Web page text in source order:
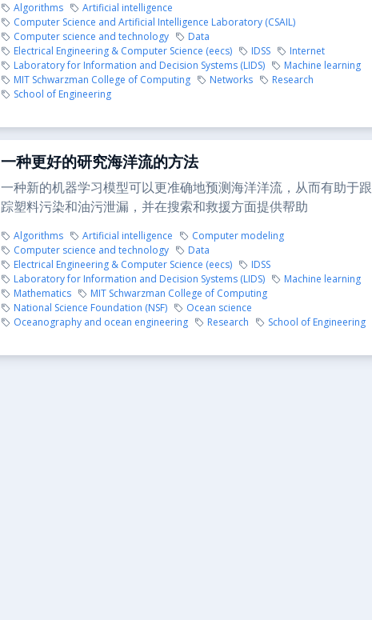
Algorithms
Artificial intelligence
Computer Science and Artificial Intelligence Laboratory (CSAIL)
Computer science and technology
Data
Electrical Engineering & Computer Science (eecs)
IDSS
Internet
Laboratory for Information and Decision Systems (LIDS)
Machine learning
MIT Schwarzman College of Computing
Networks
Research
School of Engineering
一种更好的研究海洋流的方法
一种新的机器学习模型可以更准确地预测海洋洋流，从而有助于跟
踪塑料污染和油污泄漏，并在搜索和救援方面提供帮助
Algorithms Artificial intelligence
Computer modeling
Computer science and technology
Data
Electrical Engineering & Computer Science (eecs)
IDSS
Laboratory for Information and Decision Systems (LIDS)
Machine learning
Mathematics
MIT Schwarzman College of Computing
National Science Foundation (NSF)
Ocean science
Oceanography and ocean engineering
Research School of Engineering